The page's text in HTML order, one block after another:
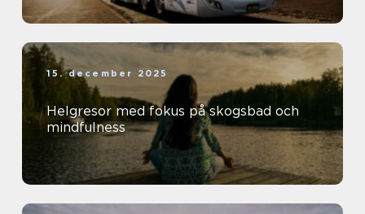
15. december 2025
Helgresor med fokus på skogsbad och
mindfulness